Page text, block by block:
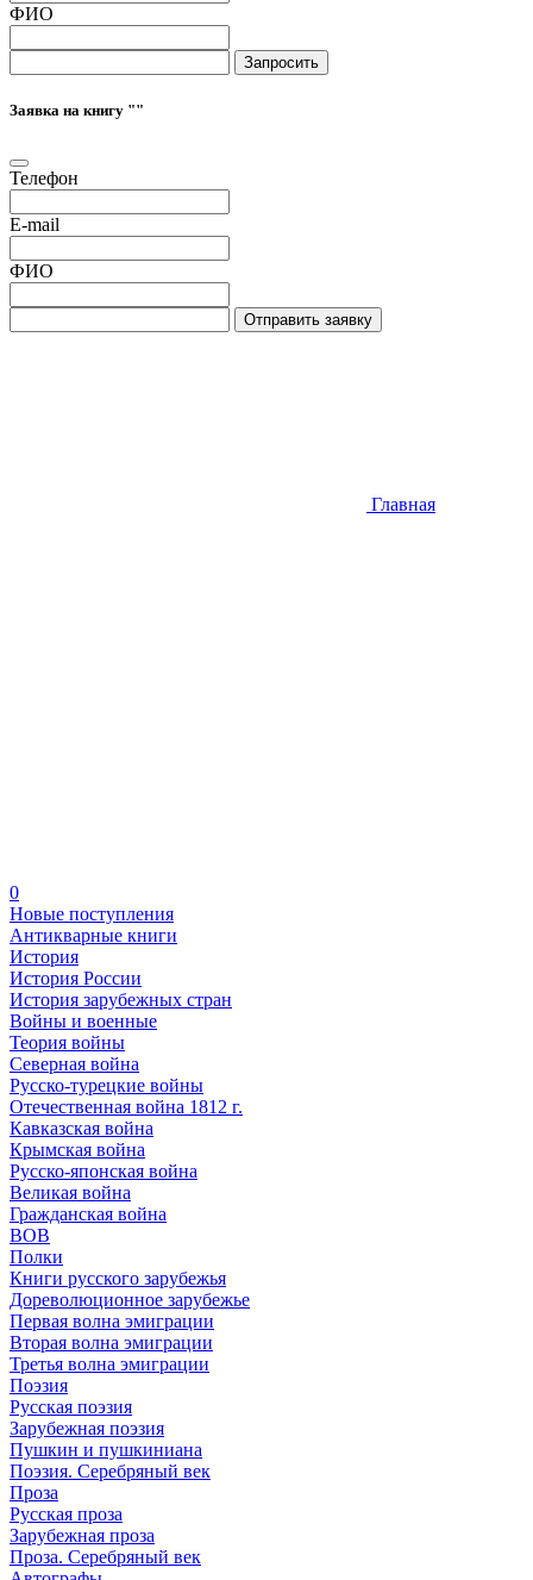
ФИО
Запросить
Заявка на книгу ""
Телефон
E-mail
ФИО
Отправить заявку
Главная
0
Новые поступления
Антикварные книги
История
История России
История зарубежных стран
Войны и военные
Теория войны
Северная война
Русско-турецкие войны
Отечественная война 1812 г.
Кавказская война
Крымская война
Русско-японская война
Великая война
Гражданская война
ВОВ
Полки
Книги русского зарубежья
Дореволюционное зарубежье
Первая волна эмиграции
Вторая волна эмиграции
Третья волна эмиграции
Поэзия
Русская поэзия
Зарубежная поэзия
Пушкин и пушкиниана
Поэзия. Серебряный век
Проза
Русская проза
Зарубежная проза
Проза. Серебряный век